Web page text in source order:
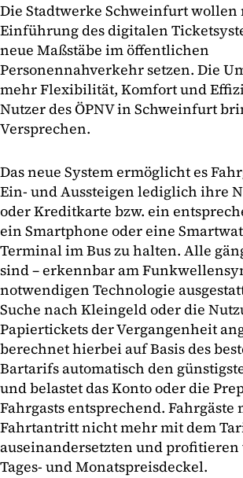
Die Stadtwerke Schweinfurt wollen
Einführung des digitalen
neue Maßstäbe im öffentlichen
Personennahverkehr setzen. Die
mehr Flexibilität, Komfort und
Nutzer des ÖPNV in Schweinfurt
Versprechen.
Das neue System ermöglicht es
Ein- und Aussteigen lediglich ihre
oder Kreditkarte bzw. ein
ein Smartphone oder eine
Terminal im Bus zu halten. Alle
sind – erkennbar am
notwendigen Technologie
Suche nach Kleingeld oder die
Papiertickets der Vergangenheit
berechnet hierbei auf Basis des
Bartarifs automatisch den
und belastet das Konto oder die
Fahrgasts entsprechend. Fahrgäste
Fahrtantritt nicht mehr mit dem
auseinandersetzten und
Tages- und Monatspreisdeckel.